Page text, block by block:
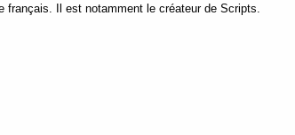
Il est notamment le créateur de Scripts.